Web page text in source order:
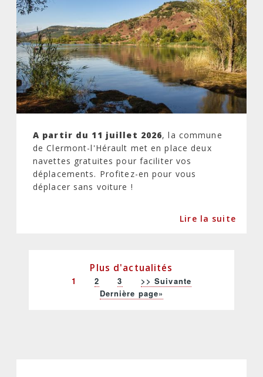
A partir du 11 juillet 2026, la commune
de Clermont-l'Hérault met en place deux
navettes gratuites pour faciliter vos
déplacements. Profitez-en pour vous
déplacer sans voiture !
Lire la suite
Plus d'actualités
Page
actuelle
1 Page
2 Page
3
Page
suivante
>> Suivante
Dernière
Dernière page»